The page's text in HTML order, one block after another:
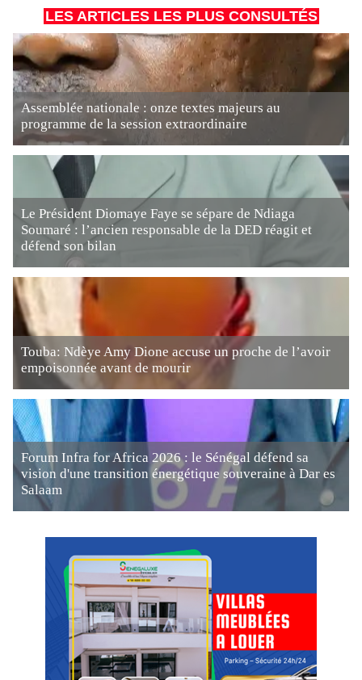
LES ARTICLES LES PLUS CONSULTÉS
Assemblée nationale : onze textes majeurs au
programme de la session extraordinaire
Le Président Diomaye Faye se sépare de Ndiaga
Soumaré : l’ancien responsable de la DED réagit et
défend son bilan
Touba: Ndèye Amy Dione accuse un proche de l’avoir
empoisonnée avant de mourir
Forum Infra for Africa 2026 : le Sénégal défend sa
vision d'une transition énergétique souveraine à Dar es
Salaam